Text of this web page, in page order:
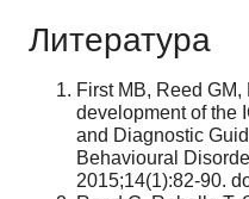
Литература
First MB, Reed
development of the
and Diagnostic
Behavioural
2015;14(1):82-90.